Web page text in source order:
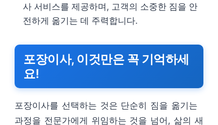
사 서비스를 제공하며, 고객의 소중한 짐을 안
전하게 옮기는 데 주력합니다.
포장이사, 이것만은 꼭 기억하세
요!
포장이사를 선택하는 것은 단순히 짐을 옮기는
과정을 전문가에게 위임하는 것을 넘어, 삶의 새